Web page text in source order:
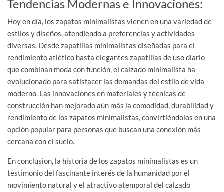
Tendencias Modernas e Innovaciones:
Hoy en día, los zapatos minimalistas vienen en una variedad de
estilos y diseños, atendiendo a preferencias y actividades
diversas. Desde zapatillas minimalistas diseñadas para el
rendimiento atlético hasta elegantes zapatillas de uso diario
que combinan moda con función, el calzado minimalista ha
evolucionado para satisfacer las demandas del estilo de vida
moderno. Las innovaciones en materiales y técnicas de
construcción han mejorado aún más la comodidad, durabilidad y
rendimiento de los zapatos minimalistas, convirtiéndolos en una
opción popular para personas que buscan una conexión más
cercana con el suelo.
En conclusion, la historia de los zapatos minimalistas es un
testimonio del fascinante interés de la humanidad por el
movimiento natural y el atractivo atemporal del calzado